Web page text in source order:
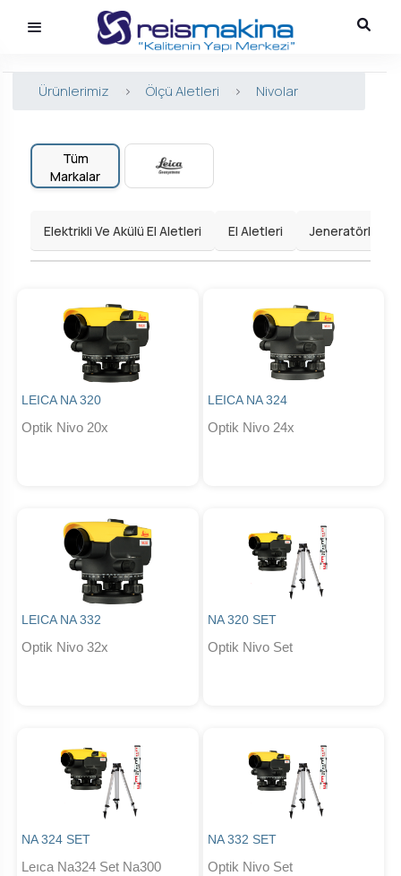
Ürünlerimiz > Ölçü Aletleri > Nivolar
Tüm
Markalar
Elektrikli Ve Akülü El Aletleri El Aletleri Jeneratörler
LEICA NA 320
Optik Nivo 20x
LEICA NA 324
Optik Nivo 24x
LEICA NA 332
Optik Nivo 32x
NA 320 SET
Optik Nivo Set
NA 324 SET
Leıca Na324 Set Na300
NA 332 SET
Optik Nivo Set